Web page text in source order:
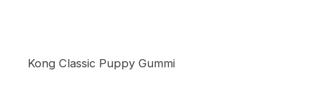
Kong Classic Puppy Gummi